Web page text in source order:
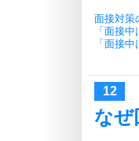
面接対策
「面接
「面接
なぜ